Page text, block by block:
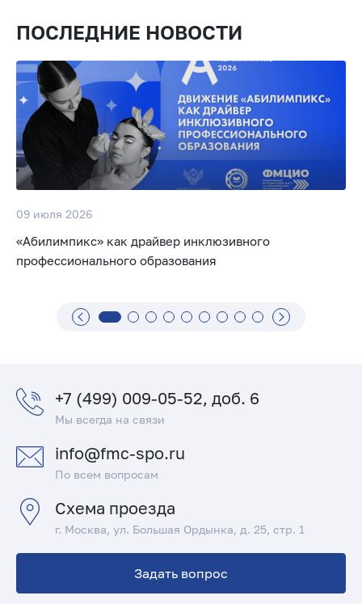
ПОСЛЕДНИЕ НОВОСТИ
09 июля 2026
«Абилимпикс» как драйвер инклюзивного
профессионального образования
+7 (499) 009-05-52, доб. 6
Мы всегда на связи
info@fmc-spo.ru
По всем вопросам
Схема проезда
г. Москва, ул. Большая Ордынка, д. 25, стр. 1
Задать вопрос